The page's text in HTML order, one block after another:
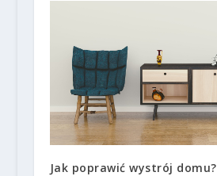
Jak poprawić wystrój domu?